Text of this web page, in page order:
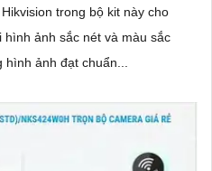
trong bộ kit này cho
ảnh sắc nét và màu sắc
hình ảnh đạt chuẩn...